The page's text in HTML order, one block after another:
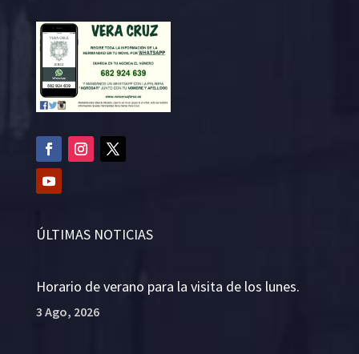
ÚLTIMAS NOTICIAS
Horario de verano para la visita de los lunes.
3 Ago, 2026